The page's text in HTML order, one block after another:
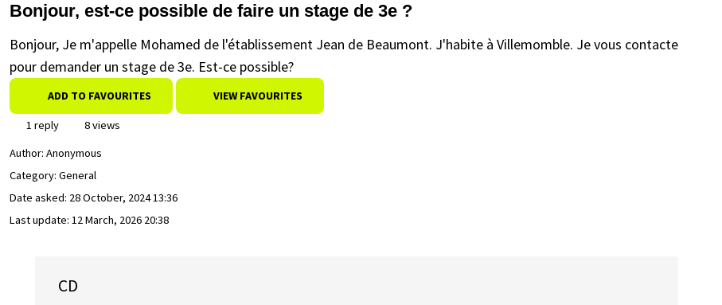
Bonjour, est-ce possible de faire un stage de 3e ?
Bonjour, Je m'appelle Mohamed de l'établissement Jean de Beaumont. J'habite à Villemomble. Je vous contacte
pour demander un stage de 3e. Est-ce possible?
ADD TO FAVOURITES VIEW FAVOURITES
1 reply
8 views
Author: Anonymous
Category: General
Date asked: 28 October, 2024 13:36
Last update: 12 March, 2026 20:38
CD